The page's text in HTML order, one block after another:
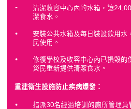
清潔收容中心內的水箱，讓
潔食水。
安裝公共水箱及每日裝設飲用水
民使用。
修復學校及收容中心內已損毀的
災民重新提供清潔食水。
重建衛生設施防止疾病爆發：
指派30名經過培訓的廁所管理員